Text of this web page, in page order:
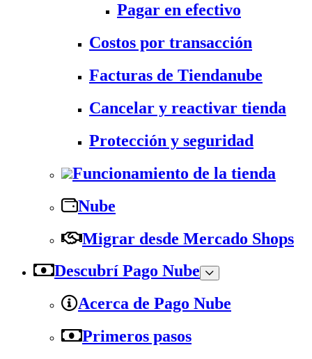
Pagar en efectivo
Costos por transacción
Facturas de Tiendanube
Cancelar y reactivar tienda
Protección y seguridad
Funcionamiento de la tienda
Nube
Migrar desde Mercado Shops
Descubrí Pago Nube
Acerca de Pago Nube
Primeros pasos